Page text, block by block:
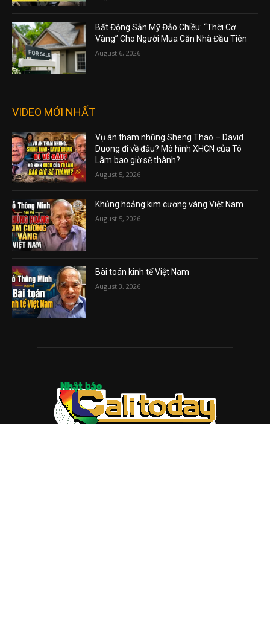
Bất Động Sản Mỹ Đảo Chiều: “Thời Cơ
Vàng” Cho Người Mua Căn Nhà Đầu Tiên
August 6, 2026
VIDEO MỚI NHẤT
Vụ án tham nhũng Sheng Thao – David
Duong đi về đâu? Mô hình XHCN của Tô
Lâm bao giờ sẽ thành?
August 5, 2026
Khủng hoảng kim cương vàng Việt Nam
August 5, 2026
Bài toán kinh tế Việt Nam
August 3, 2026